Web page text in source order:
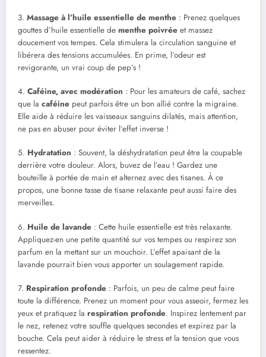
3. Massage à l’huile essentielle de menthe : Prenez quelques
gouttes d’huile essentielle de menthe poivrée et massez
doucement vos tempes. Cela stimulera la circulation sanguine et
libérera des tensions accumulées. En prime, l’odeur est
revigorante, un vrai coup de pep’s !
4. Caféine, avec modération : Pour les amateurs de café, sachez
que la caféine peut parfois être un bon allié contre la migraine.
Elle aide à réduire les vaisseaux sanguins dilatés, mais attention,
ne pas en abuser pour éviter l’effet inverse !
5. Hydratation : Souvent, la déshydratation peut être la coupable
derrière votre douleur. Alors, buvez de l’eau ! Gardez une
bouteille à portée de main et alternez avec des tisanes. À ce
propos, une bonne tasse de tisane relaxante peut aussi faire des
merveilles.
6. Huile de lavande : Cette huile essentielle est très relaxante.
Appliquez-en une petite quantité sur vos tempes ou respirez son
parfum en la mettant sur un mouchoir. L’effet apaisant de la
lavande pourrait bien vous apporter un soulagement rapide.
7. Respiration profonde : Parfois, un peu de calme peut faire
toute la différence. Prenez un moment pour vous asseoir, fermez les
yeux et pratiquez la respiration profonde. Inspirez lentement par
le nez, retenez votre souffle quelques secondes et expirez par la
bouche. Cela peut aider à réduire le stress et la tension que vous
ressentez.